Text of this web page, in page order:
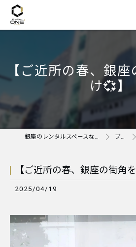
【ご近所の春、銀
け💞】
銀座のレンタルスペースならAnother ONE＋ ブログ
【ご近所の春、銀座の街角
2025/04/19